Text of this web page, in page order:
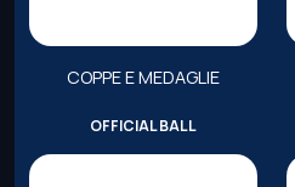
COPPE E MEDAGLIE
OFFICIAL BALL